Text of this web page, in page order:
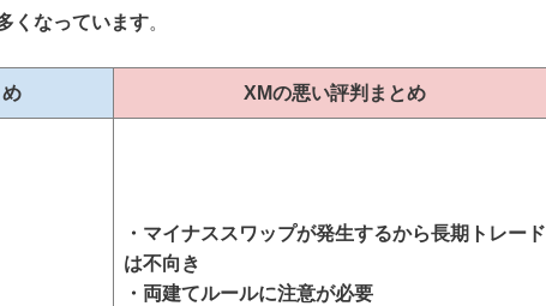
くなっています。
XMの悪い評判まとめ
・マイナススワップが発生するから長期トレード
は不向き
・両建てルールに注意が必要